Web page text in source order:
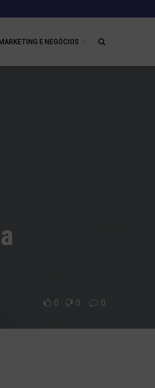
MARKETING E NEGÓCIOS
0 0 0